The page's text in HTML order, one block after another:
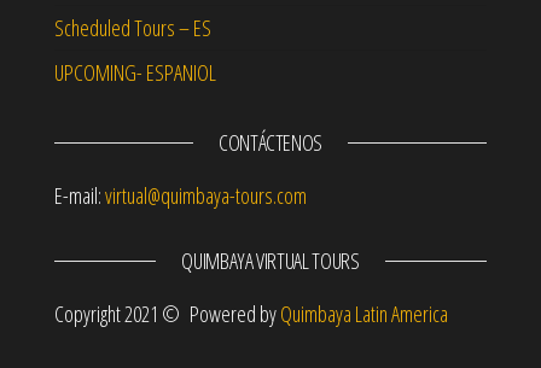
Scheduled Tours – ES
UPCOMING- ESPANIOL
CONTÁCTENOS
E-mail:virtual@quimbaya-tours.com
QUIMBAYA VIRTUAL TOURS
Copyright 2021 © Powered byQuimbaya Latin America